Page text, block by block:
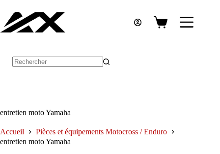
contenu
Panier
entretien moto Yamaha
Accueil
Pièces et équipements Motocross / Enduro
entretien moto Yamaha